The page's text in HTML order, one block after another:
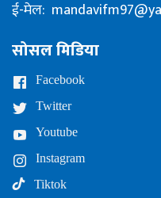
ई-मेल:
सोसल मिडिया
Facebook
Twitter
Youtube
Instagram
Tiktok